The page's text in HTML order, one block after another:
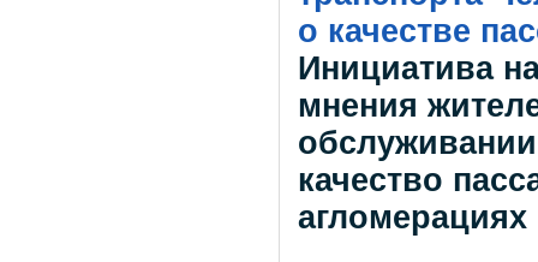
о качестве
Инициатива
мнения
качество
агломерациях